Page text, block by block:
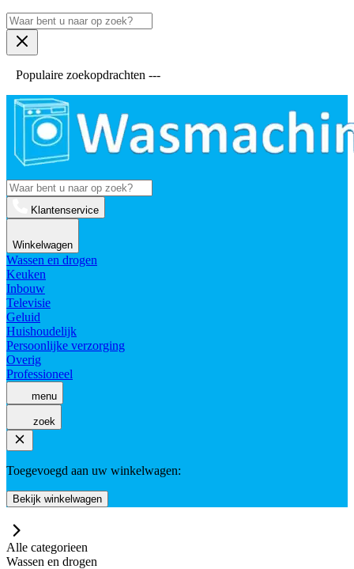
Populaire zoekopdrachten ---
Klantenservice
Winkelwagen
Wassen en drogen
Keuken
Inbouw
Televisie
Geluid
Huishoudelijk
Persoonlijke verzorging
Overig
Professioneel
menu
zoek
Toegevoegd aan uw winkelwagen:
Bekijk winkelwagen
Alle categorieen
Wassen en drogen